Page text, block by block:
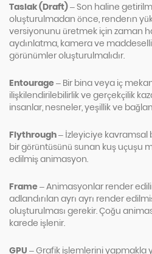
Taslak (Draft)– Son haline
oluşturulmadan önce, renderın
versiyonunu üretmek için zaman
aydınlatma, kamera ve
görünümler oluşturulmalıdır.
Entourage– Bir bina veya iç
ilişkilendirilebilirlik ve gerçekçilik
insanlar, nesneler, yeşillik ve
Flythrough– İzleyiciye kavramsal
bir görüntüsünü sunan kuş uçuşu
edilmiş animasyon.
Frame– Animasyonlar render
adlandırılan ayrı ayrı render
oluşturulması gerekir. Çoğu
karede işlenir.
GPU – Grafik işlemlerini yapmakla